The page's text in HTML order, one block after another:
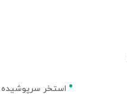
استخر سرپوشیده